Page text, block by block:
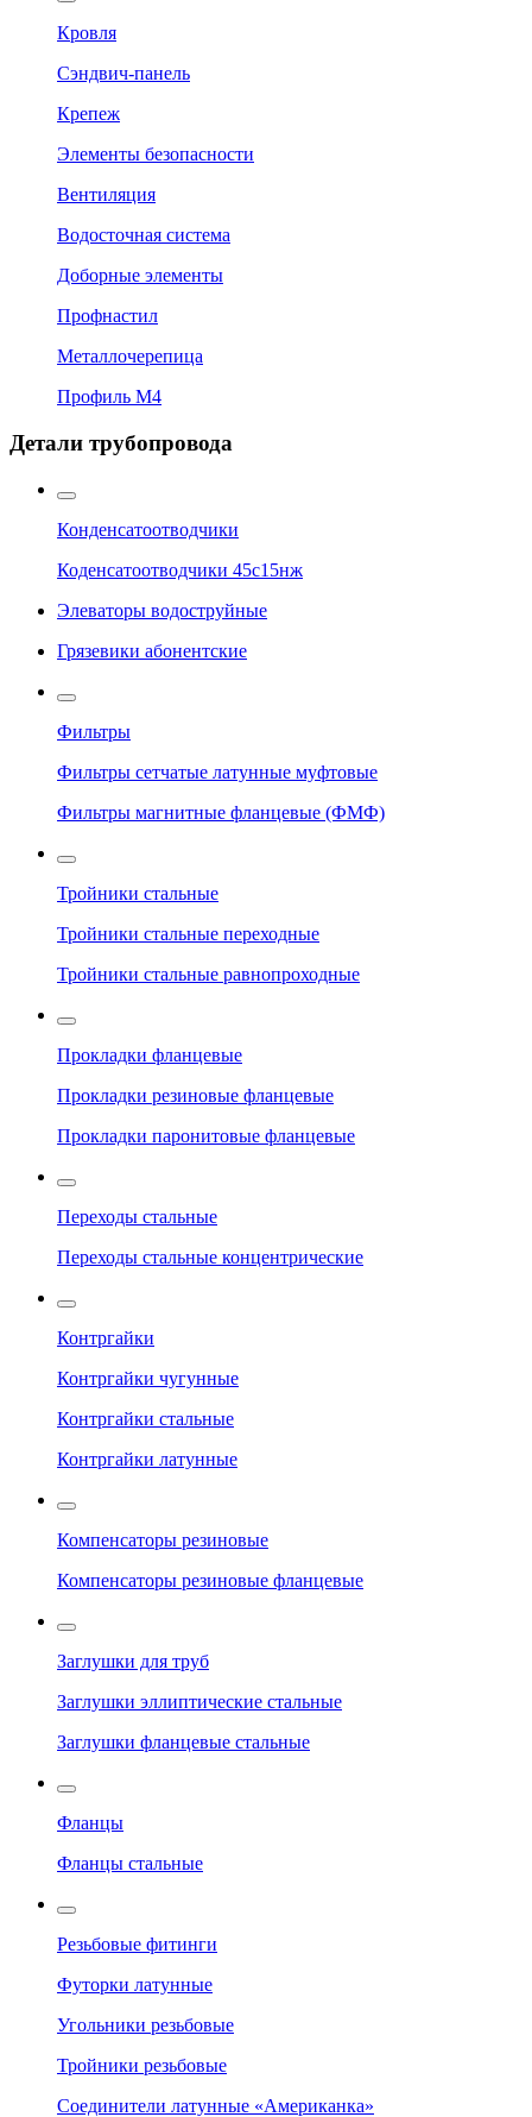
Кровля
Сэндвич-панель
Крепеж
Элементы безопасности
Вентиляция
Водосточная система
Доборные элементы
Профнастил
Металлочерепица
Профиль М4
Детали трубопровода
Конденсатоотводчики
Коденсатоотводчики 45с15нж
Элеваторы водоструйные
Грязевики абонентские
Фильтры
Фильтры сетчатые латунные муфтовые
Фильтры магнитные фланцевые (ФМФ)
Тройники стальные
Тройники стальные переходные
Тройники стальные равнопроходные
Прокладки фланцевые
Прокладки резиновые фланцевые
Прокладки паронитовые фланцевые
Переходы стальные
Переходы стальные концентрические
Контргайки
Контргайки чугунные
Контргайки стальные
Контргайки латунные
Компенсаторы резиновые
Компенсаторы резиновые фланцевые
Заглушки для труб
Заглушки эллиптические стальные
Заглушки фланцевые стальные
Фланцы
Фланцы стальные
Резьбовые фитинги
Футорки латунные
Угольники резьбовые
Тройники резьбовые
Соединители латунные «Американка»